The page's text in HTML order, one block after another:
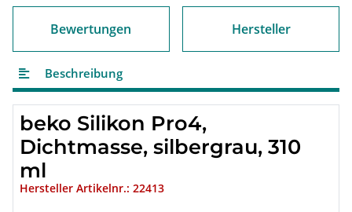
Bewertungen Hersteller
Beschreibung
beko Silikon Pro4,
Dichtmasse, silbergrau, 310
ml
Hersteller Artikelnr.: 22413